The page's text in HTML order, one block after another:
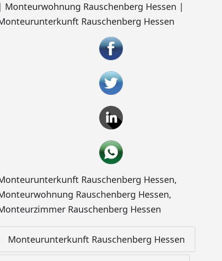
Monteurwohnung Rauschenberg Hessen |
Rauschenberg Hessen
Rauschenberg Hessen,
Rauschenberg Hessen,
Rauschenberg Hessen
Monteurunterkunft Rauschenberg Hessen